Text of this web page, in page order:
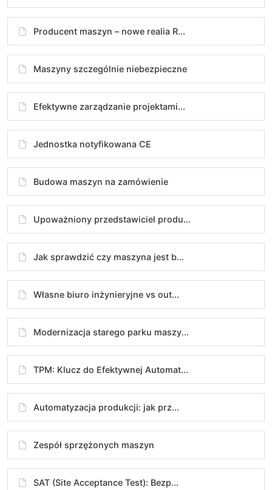
Producent maszyn – nowe realia R...
Maszyny szczególnie niebezpieczne
Efektywne zarządzanie projektami...
Jednostka notyfikowana CE
Budowa maszyn na zamówienie
Upoważniony przedstawiciel produ...
Jak sprawdzić czy maszyna jest b...
Własne biuro inżynieryjne vs out...
Modernizacja starego parku maszy...
TPM: Klucz do Efektywnej Automat...
Automatyzacja produkcji: jak prz...
Zespół sprzężonych maszyn
SAT (Site Acceptance Test): Bezp...